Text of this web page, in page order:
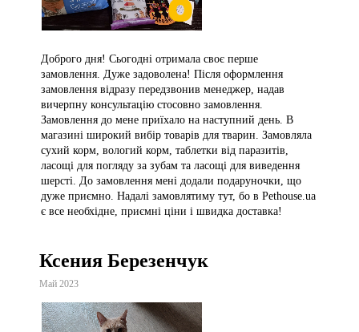
Доброго дня! Сьогодні отримала своє перше
замовлення. Дуже задоволена! Після оформлення
замовлення відразу передзвонив менеджер, надав
вичерпну консультацію стосовно замовлення.
Замовлення до мене приїхало на наступний день. В
магазині широкий вибір товарів для тварин. Замовляла
сухий корм, вологий корм, таблетки від паразитів,
ласощі для погляду за зубам та ласощі для виведення
шерсті. До замовлення мені додали подаруночки, що
дуже приємно. Надалі замовлятиму тут, бо в Pethouse.ua
є все необхідне, приємні ціни і швидка доставка!
Ксения Березенчук
Май 2023